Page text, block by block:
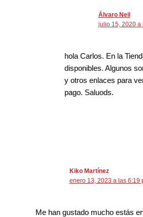
Álvaro Neil
julio 15, 2020 a
hola Carlos. En la
disponibles. Algunos
y otros enlaces para
pago. Saluods.
Kiko Martínez
enero 13, 2023 a las 6:19
Me han gustado mucho estás